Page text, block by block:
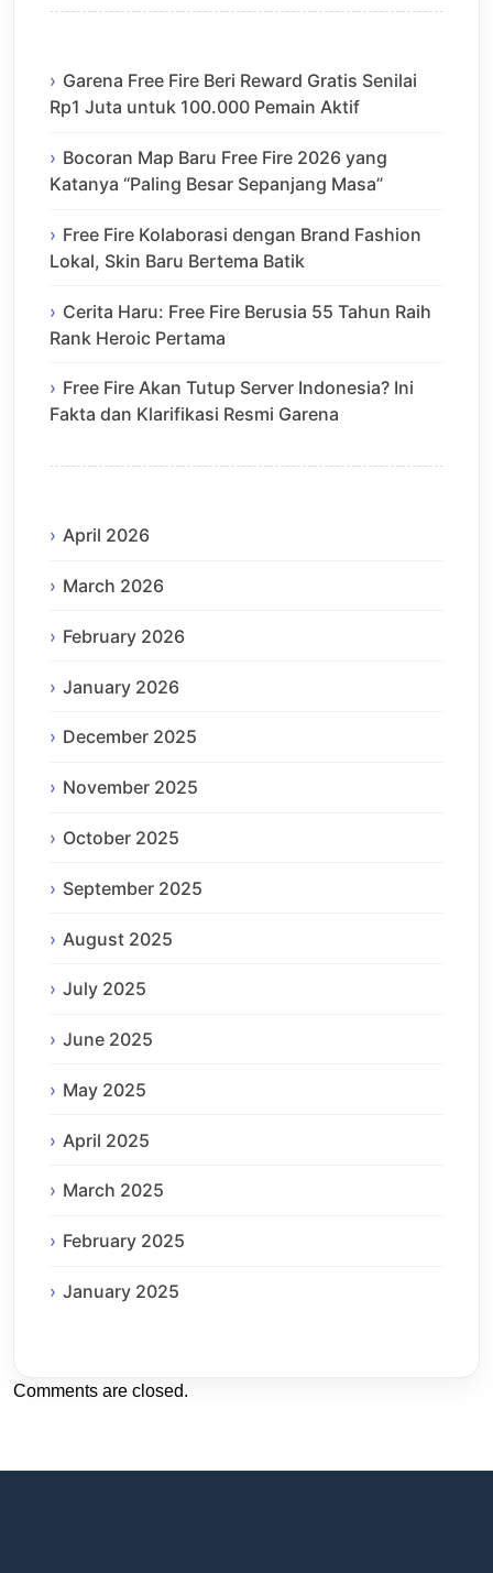
Garena Free Fire Beri Reward Gratis Senilai
Rp1 Juta untuk 100.000 Pemain Aktif
Bocoran Map Baru Free Fire 2026 yang
Katanya “Paling Besar Sepanjang Masa”
Free Fire Kolaborasi dengan Brand Fashion
Lokal, Skin Baru Bertema Batik
Cerita Haru: Free Fire Berusia 55 Tahun Raih
Rank Heroic Pertama
Free Fire Akan Tutup Server Indonesia? Ini
Fakta dan Klarifikasi Resmi Garena
April 2026
March 2026
February 2026
January 2026
December 2025
November 2025
October 2025
September 2025
August 2025
July 2025
June 2025
May 2025
April 2025
March 2025
February 2025
January 2025
Comments are closed.